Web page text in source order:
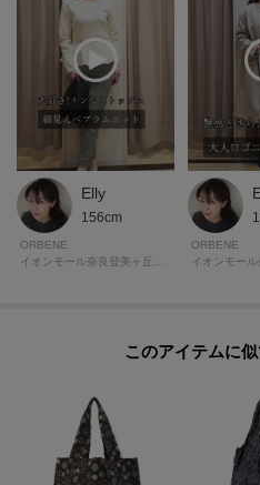
Elly
156cm
ORBENE
ORBENE
このアイテムに